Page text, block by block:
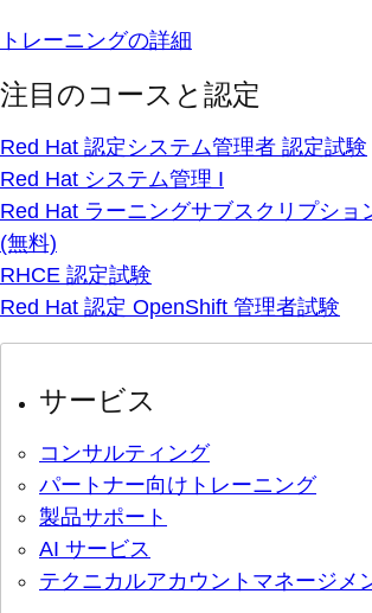
トレーニングの詳細
注目のコースと認定
Red Hat 認定システム管理者 認定試験
Red Hat システム管理 I
Red Hat ラーニングサブスクリプショ
(無料)
RHCE 認定試験
Red Hat 認定 OpenShift 管理者試験
サービス
コンサルティング
パートナー向けトレーニング
製品サポート
AI サービス
テクニカルアカウントマネージメ